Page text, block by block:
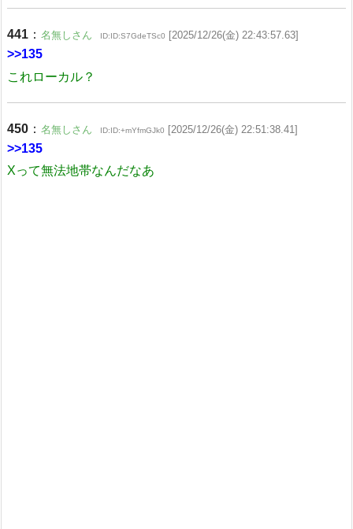
441 ： 名無しさん ID:ID:S7GdeTSc0 [2025/12/26(金) 22:43:57.63]
>>135
これローカル？
450 ： 名無しさん ID:ID:+mYfmGJk0 [2025/12/26(金) 22:51:38.41]
>>135
Xって無法地帯なんだなあ